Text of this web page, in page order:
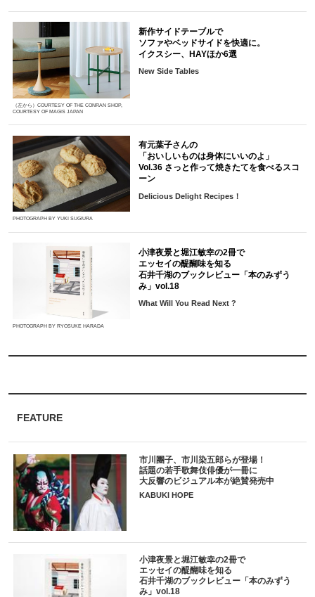
FEATURE
市川團子、市川染五郎らが登場！
話題の若手歌舞伎俳優が一冊に
大反響のビジュアル本が絶賛発売中
KABUKI HOPE
小津夜景と堀江敏幸の2冊で
エッセイの醍醐味を知る
石井千湖のブックレビュー「本のみずう
み」vol.18
（左から）COURTESY OF THE CONRAN SHOP,
COURTESY OF MAGIS JAPAN
新作サイドテーブルで
ソファやベッドサイドを快適に。
イクスシー、HAYほか6選
New Side Tables
PHOTOGRAPH BY YUKI SUGIURA
有元葉子さんの
「おいしいものは身体にいいのよ」
Vol.36 さっと作って焼きたてを食べるスコ
ーン
Delicious Delight Recipes！
PHOTOGRAPH BY RYOSUKE HARADA
小津夜景と堀江敏幸の2冊で
エッセイの醍醐味を知る
石井千湖のブックレビュー「本のみずう
み」vol.18
What Will You Read Next ?